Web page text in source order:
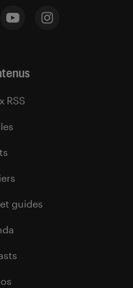
RSS
guides